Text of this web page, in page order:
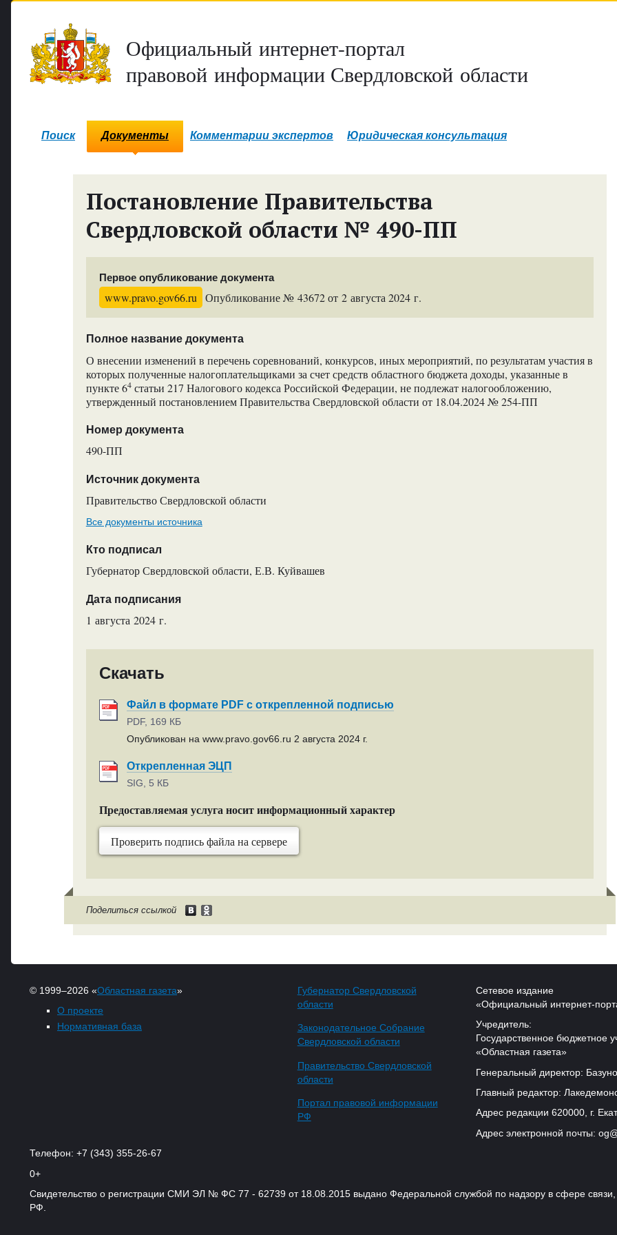
Официальный интернет-портал
правовой информации Свердловской области
Поиск Документы Комментарии экспертов Юридическая консультация
Постановление Правительства
Свердловской области № 490-ПП
Первое опубликование документа
www.pravo.gov66.ru Опубликование № 43672 от 2 августа 2024 г.
Полное название документа
О внесении изменений в перечень соревнований, конкурсов, иных мероприятий, по результатам участия в
которых полученные налогоплательщиками за счет средств областного бюджета доходы, указанные в
пункте 64статьи 217 Налогового кодекса Российской Федерации, не подлежат налогообложению,
утвержденный постановлением Правительства Свердловской области от 18.04.2024 № 254-ПП
Номер документа
490-ПП
Источник документа
Правительство Свердловской области
Все документы источника
Кто подписал
Губернатор Свердловской области, Е.В. Куйвашев
Дата подписания
1 августа 2024 г.
Скачать
Файл в формате PDF с открепленной подписью
PDF, 169 КБ
Опубликован на www.pravo.gov66.ru 2 августа 2024 г.
Открепленная ЭЦП
SIG, 5 КБ
Предоставляемая услуга носит информационный характер
Проверить подпись файла на сервере
Поделиться ссылкой
© 1999–2026 «Областная газета»
О проекте
Нормативная база
Губернатор Свердловской
области
Законодательное Собрание
Свердловской области
Правительство Свердловской
области
Портал правовой информации
РФ
Сетевое издание
«Официальный интернет-
Учредитель:
Государственное бюджетное
«Областная газета»
Генеральный директор:
Главный редактор:
Адрес редакции 620000, г.
Адрес электронной почты:
Телефон: +7 (343) 355-26-67
0+
Свидетельство о регистрации СМИ ЭЛ № ФС 77 - 62739 от 18.08.2015 выдано Федеральной службой по надзору в сфере
РФ.